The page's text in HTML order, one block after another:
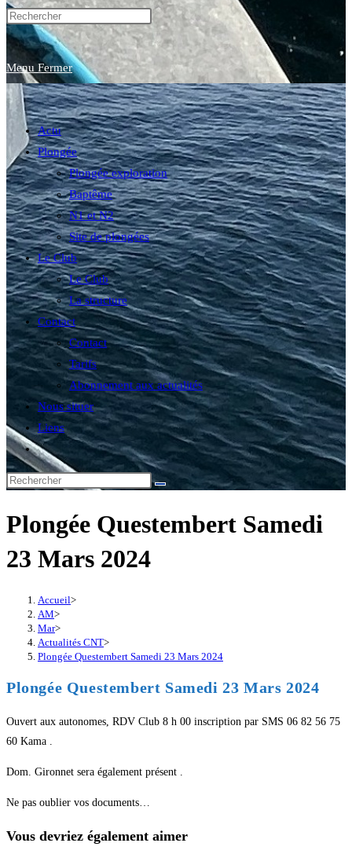
website
search
Menu Fermer
Actu
Plongée
Plongée exploration
Baptême
N1 et N2
Site de plongées
Le Club
Le Club
La structure
Contact
Contact
Tarifs
Abonnement aux actualités
Nous situer
Liens
Toggle
website
search
Plongée Questembert Samedi
23 Mars 2024
Accueil>
AM>
Mar>
Actualités CNT>
Plongée Questembert Samedi 23 Mars 2024
Plongée Questembert Samedi 23 Mars 2024
Ouvert aux autonomes, RDV Club 8 h 00 inscription par SMS 06 82 56 75
60 Kama .
Dom. Gironnet sera également présent .
Ne pas oublier vos documents…
Vous devriez également aimer